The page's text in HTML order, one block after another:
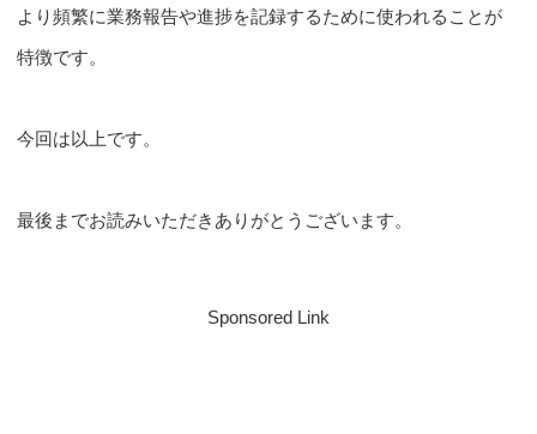
より頻繁に業務報告や進捗を記録するために使われることが
特徴です。
今回は以上です。
最後までお読みいただきありがとうございます。
Sponsored Link